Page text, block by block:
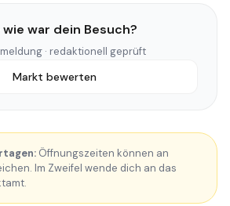
war dein Besuch?
· redaktionell geprüft
Markt bewerten
Öffnungszeiten können an
Im Zweifel wende dich an das